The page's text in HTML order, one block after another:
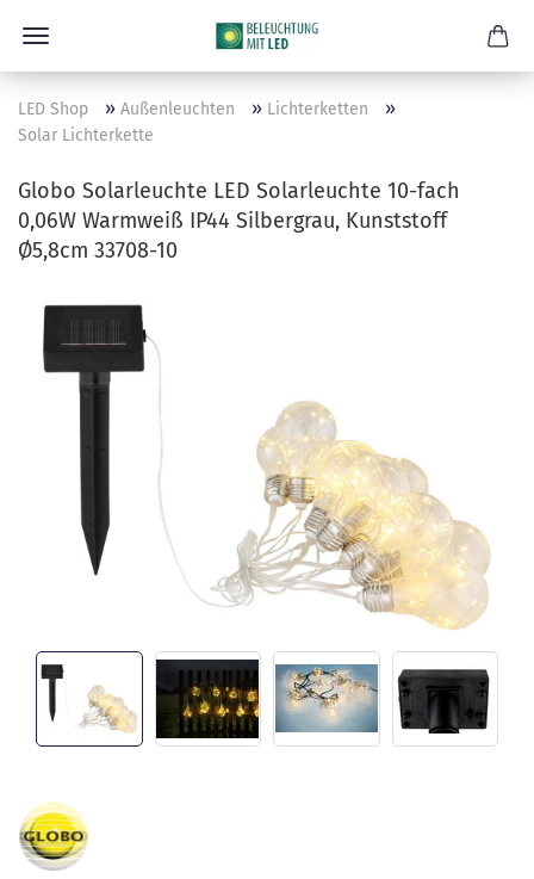
LED Shop » Außenleuchten » Lichterketten »
Solar Lichterkette
Globo Solarleuchte LED Solarleuchte 10-fach
0,06W Warmweiß IP44 Silbergrau, Kunststoff
Ø5,8cm 33708-10